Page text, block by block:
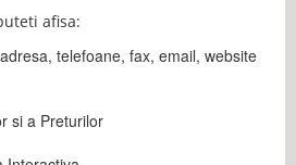
afisa:
telefoane, fax, email, website
si a Preturilor